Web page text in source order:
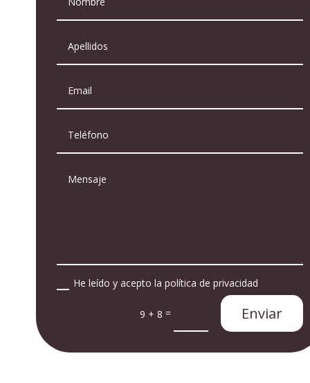
He leído y acepto la política de privacidad
9 + 8 = Enviar